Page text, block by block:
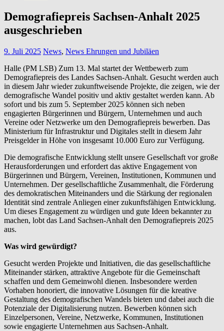
Demografiepreis Sachsen-Anhalt 2025
ausgeschrieben
9. Juli 2025 News, News Ehrungen und Jubiläen
Halle (PM LSB) Zum 13. Mal startet der Wettbewerb zum
Demografiepreis des Landes Sachsen-Anhalt. Gesucht werden auch
in diesem Jahr wieder zukunftweisende Projekte, die zeigen, wie der
demografische Wandel positiv und aktiv gestaltet werden kann. Ab
sofort und bis zum 5. September 2025 können sich neben
engagierten Bürgerinnen und Bürgern, Unternehmen und auch
Vereine oder Netzwerke um den Demografiepreis bewerben. Das
Ministerium für Infrastruktur und Digitales stellt in diesem Jahr
Preisgelder in Höhe von insgesamt 10.000 Euro zur Verfügung.
Die demografische Entwicklung stellt unsere Gesellschaft vor große
Herausforderungen und erfordert das aktive Engagement von
Bürgerinnen und Bürgern, Vereinen, Institutionen, Kommunen und
Unternehmen. Der gesellschaftliche Zusammenhalt, die Förderung
des demokratischen Miteinanders und die Stärkung der regionalen
Identität sind zentrale Anliegen einer zukunftsfähigen Entwicklung.
Um dieses Engagement zu würdigen und gute Ideen bekannter zu
machen, lobt das Land Sachsen-Anhalt den Demografiepreis 2025
aus.
Was wird gewürdigt?
Gesucht werden Projekte und Initiativen, die das gesellschaftliche
Miteinander stärken, attraktive Angebote für die Gemeinschaft
schaffen und dem Gemeinwohl dienen. Insbesondere werden
Vorhaben honoriert, die innovative Lösungen für die kreative
Gestaltung des demografischen Wandels bieten und dabei auch die
Potenziale der Digitalisierung nutzen. Bewerben können sich
Einzelpersonen, Vereine, Netzwerke, Kommunen, Institutionen
sowie engagierte Unternehmen aus Sachsen-Anhalt.